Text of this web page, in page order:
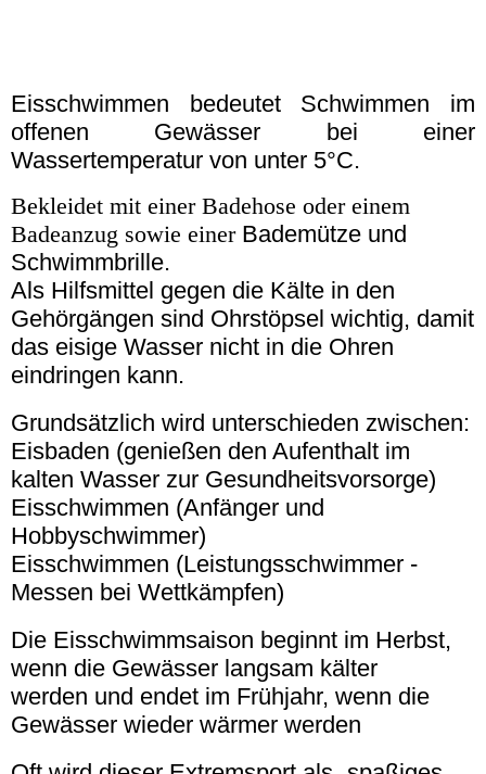
Eisschwimmen bedeutet Schwimmen im
offenen Gewässer bei einer
Wassertemperatur von unter 5°C.
Bekleidet mit einer Badehose oder einem
Badeanzug sowie einer Bademütze und
Schwimmbrille.
Als Hilfsmittel gegen die Kälte in den
Gehörgängen sind Ohrstöpsel wichtig, damit
das eisige Wasser nicht in die Ohren
eindringen kann.
Grundsätzlich wird unterschieden zwischen:
Eisbaden (genießen den Aufenthalt im
kalten Wasser zur Gesundheitsvorsorge)
Eisschwimmen (Anfänger und
Hobbyschwimmer)
Eisschwimmen (Leistungsschwimmer -
Messen bei Wettkämpfen)
Die Eisschwimmsaison beginnt im Herbst,
wenn die Gewässer langsam kälter
werden und endet im Frühjahr, wenn die
Gewässer wieder wärmer werden